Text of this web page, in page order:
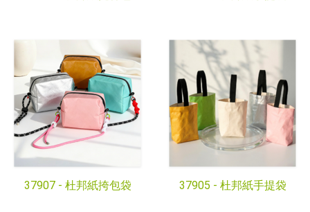
37907 - 杜邦紙挎包袋 37905 - 杜邦紙手提袋